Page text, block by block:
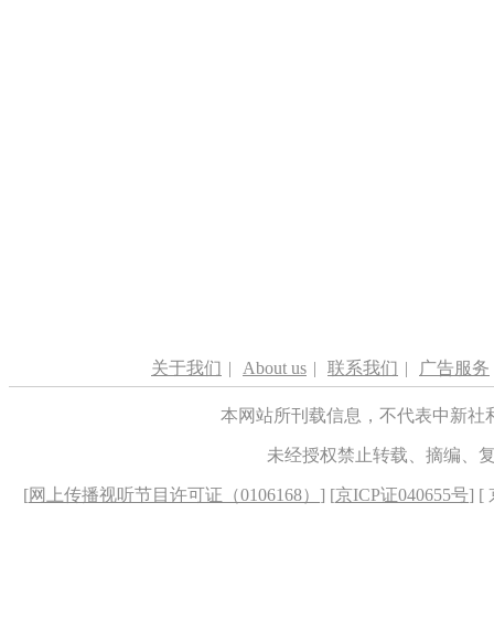
关于我们 | About us | 联系我们 | 广告服务
本网站所刊载信息，不代表中新
未经授权禁止转载、摘编、
[网上传播视听节目许可证（0106168） ] [京ICP证040655号] [